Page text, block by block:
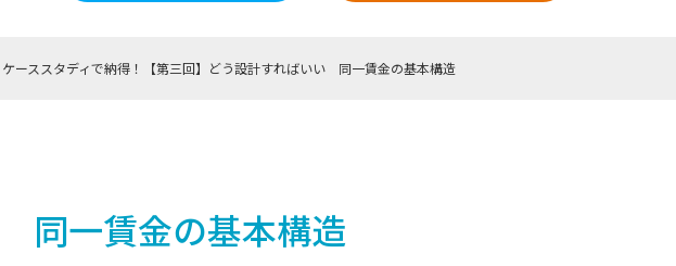
ケーススタディで納得！ 【第三回】どう設計すればいい 同一賃金の基本構造
同一賃金の基本構造